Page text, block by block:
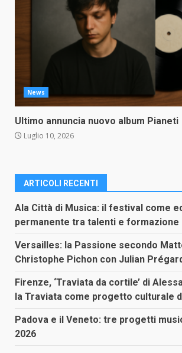
News
Ultimo annuncia nuovo album Pianeti
Luglio 10, 2026
ARTICOLI RECENTI
Ala Città di Musica: il festival come
permanente tra talenti e formazione
Versailles: la Passione secondo
Christophe Pichon con Julian
Firenze, ‘Traviata da cortile’ di
la Traviata come progetto culturale
Padova e il Veneto: tre progetti
2026